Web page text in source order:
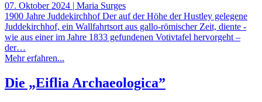
07. Oktober 2024 | Maria Surges
1900 Jahre Juddekirchhof Der auf der Höhe der Hustley gelegene
Juddekirchhof, ein Wallfahrtsort aus gallo-römischer Zeit, diente -
wie aus einer im Jahre 1833 gefundenen Votivtafel hervorgeht –
der…
Mehr erfahren...
Die „Eiflia Archaeologica”